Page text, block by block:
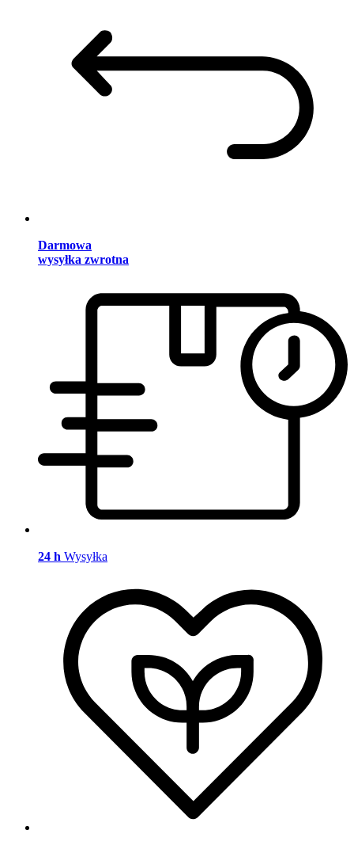
Darmowa
wysyłka zwrotna
24 h Wysyłka